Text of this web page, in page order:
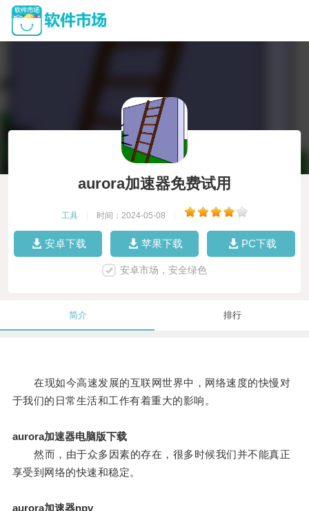
aurora加速器免费试用
工具 时间：2024-05-08
安卓下载 苹果下载 PC下载
安卓市场，安全绿色
简介 排行
在现如今高速发展的互联网世界中，网络速度的快慢对
于我们的日常生活和工作有着重大的影响。
aurora加速器电脑版下载
然而，由于众多因素的存在，很多时候我们并不能真正
享受到网络的快速和稳定。
aurora加速器npv